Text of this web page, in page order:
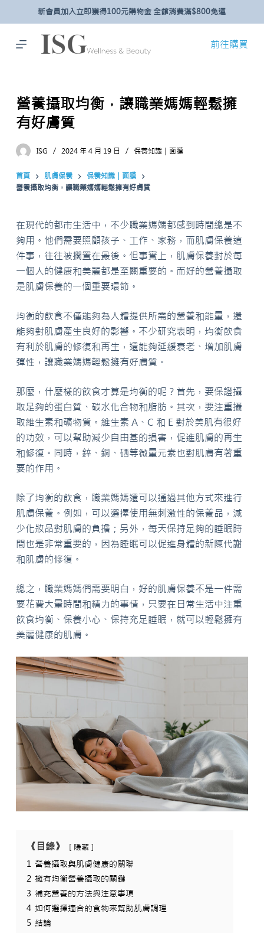
主
新會員加入立即獲得100元購物金 全館消費滿$800免運
前往購買
營養攝取均衡，讓職業媽媽輕鬆擁
有好膚質
ISG 2024 年 4 月 19 日 保養知識｜面膜
首頁 肌膚保養
保養知識｜面膜
營養攝取均衡，讓職業媽媽輕鬆擁有好膚質
在現代的都市生活中，不少職業媽媽都感到時間總是不
夠用。他們需要照顧孩子、工作、家務，而肌膚保養這
件事，往往被擱置在最後。但事實上，肌膚保養對於每
一個人的健康和美麗都是至關重要的。而好的營養攝取
是肌膚保養的一個重要環節。
均衡的飲食不僅能夠為人體提供所需的營養和能量，還
能夠對肌膚產生良好的影響。不少研究表明，均衡飲食
有利於肌膚的修復和再生，還能夠延緩衰老、增加肌膚
彈性，讓職業媽媽輕鬆擁有好膚質。
那麼，什麼樣的飲食才算是均衡的呢？首先，要保證攝
取足夠的蛋白質、碳水化合物和脂肪。其次，要注重攝
取維生素和礦物質。維生素 A、C 和 E 對於美肌有很好
的功效，可以幫助減少自由基的損害，促進肌膚的再生
和修復。同時，鋅、銅、硒等微量元素也對肌膚有著重
要的作用。
除了均衡的飲食，職業媽媽還可以通過其他方式來進行
肌膚保養。例如，可以選擇使用無刺激性的保養品，減
少化妝品對肌膚的負擔；另外，每天保持足夠的睡眠時
間也是非常重要的，因為睡眠可以促進身體的新陳代謝
和肌膚的修復。
總之，職業媽媽們需要明白，好的肌膚保養不是一件需
要花費大量時間和精力的事情，只要在日常生活中注重
飲食均衡、保養小心、保持充足睡眠，就可以輕鬆擁有
美麗健康的肌膚。
《目錄》 隱藏
1 營養攝取與肌膚健康的關聯
2 擁有均衡營養攝取的關鍵
3 補充營養的方法與注意事項
4 如何選擇適合的食物來幫助肌膚調理
5 結論